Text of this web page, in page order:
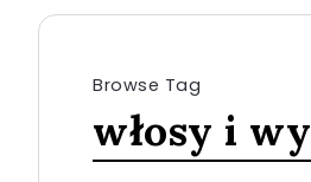
Browse Tag
włosy i